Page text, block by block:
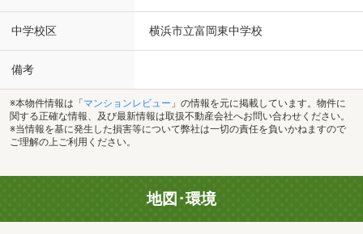
中学校区 横浜市立富岡東中学校
備考
※本物件情報は「 マンションレビュー 」の情報を元に掲載しています。物件に
関する正確な情報、及び最新情報は取扱不動産会社へお問い合わせください。
※当情報を基に発生した損害等について弊社は一切の責任を負いかねますので
ご理解の上ご利用ください。
地図･環境